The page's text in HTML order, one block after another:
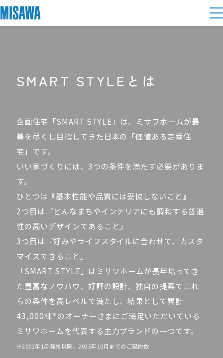
デザイン
テクノロジー（住まいの性能）
建築事例・建築実例
デザイナーズギャラリー
住まいづくりガイド
分譲住宅（建売・土地）検索
中古住宅検索
スムストック検索
土地活用
賃貸住宅
賃貸併用住宅
店舗・各種施設
土地活用モデルルーム見学
土地活用実例
法人のお客さま
社宅建築
戸建て・マンション
ミサワリフォームとは
リフォームの流れ
リフォームメニュー
リフォーム事例
事業用
事業用リノベーション
ホテル・旅館リフォーム
まちづくり
複合開発・投資開発
複合開発事業（ASMACI-アスマチ-）
再開発・官民連携事業
分譲マンション開発事業
収益不動産・投資開発事業
建築再生事業
事業用売買
オーナーサポート
サポートメニュー
住まいるりんぐ（ロングサポート）
保証制度
アフターメンテナンス
ミサワリフォーム
ご相談窓口
企業・ IR情報
企業・IR
ニュース
MISAWAについて
ミサワホームグループ
IR情報
展示 場・イベント情報
カタログ請求
住まいのご相談
※2002年1月発売以降、2025年10月までのご契約数
SMART STYLEとは
企画住宅「SMART STYLE」は、ミサワホームが最
善を尽くし目指してきた日本の「価値ある定番住
宅」です。
いい家づくりには、3つの条件を満たす必要がありま
す。
ひとつは『基本性能や品質には妥協しないこと』
2つ目は『どんなまちやインテリアにも調和する普遍
性の高いデザインであること』
3つ目は『好みやライフスタイルに合わせて、カスタ
マイズできること』
「SMART STYLE」はミサワホームが長年培ってき
た豊富なノウハウ、 好評の設計、独自の提案でこれ
らの条件を高レベルで満たし、結果として累計
43,000棟※ のオーナーさまにご満足いただいている
ミサワホームを代表する主力ブランドの一つです。
※2002年1月発売以降、2025年10月までのご契約数